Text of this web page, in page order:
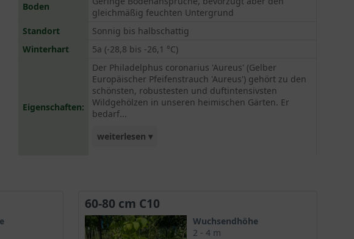
Boden
gleichmäßig feuchten Untergrund
Standort
Sonnig bis halbschattig
Winterhart
5a (-28,8 bis -26,1 °C)
Eigenschaften:
Der Philadelphus coronarius 'Aureus' (Gelber
Europäischer Pfeifenstrauch 'Aureus') gehört zu den
schönsten, robustesten und duftintensivsten
Wildgehölzen in unseren heimischen Gärten. Er
bedarf...
weiterlesen ▾
60-80 cm C10
Wuchsendhöhe
2 - 4 m